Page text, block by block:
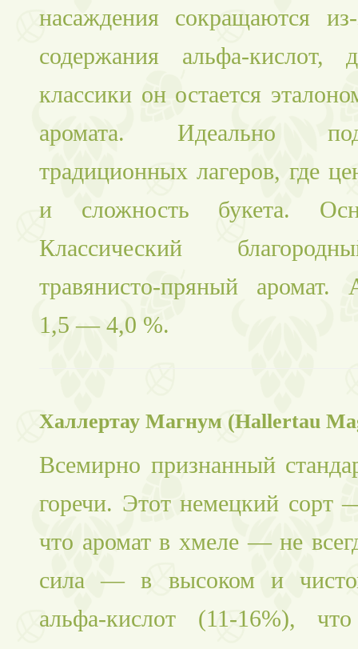
насаждения сокращаются
содержания альфа-кислот,
классики он остается
аромата. Идеально
традиционных лагеров, где
и сложность букета.
Классический
травянисто-пряный аромат.
1,5 — 4,0 %.
Халлертау Магнум (Hallertau
Всемирно признанный
горечи. Этот немецкий сорт
что аромат в хмеле — не
сила — в высоком и
альфа-кислот (11-16%), что